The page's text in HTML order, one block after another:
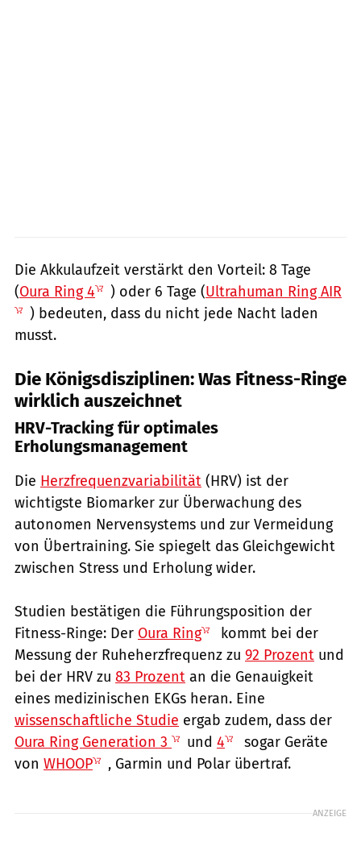
Die Akkulaufzeit verstärkt den Vorteil: 8 Tage
(Oura Ring 4 ) oder 6 Tage (Ultrahuman Ring AIR
) bedeuten, dass du nicht jede Nacht laden
musst.
Die Königsdisziplinen: Was Fitness-Ringe
wirklich auszeichnet
HRV-Tracking für optimales
Erholungsmanagement
Die Herzfrequenzvariabilität (HRV) ist der
wichtigste Biomarker zur Überwachung des
autonomen Nervensystems und zur Vermeidung
von Übertraining. Sie spiegelt das Gleichgewicht
zwischen Stress und Erholung wider.
Studien bestätigen die Führungsposition der
Fitness-Ringe: Der Oura Ring
kommt bei der
Messung der Ruheherzfrequenz zu 92 Prozent und
bei der HRV zu 83 Prozent an die Genauigkeit
eines medizinischen EKGs heran. Eine
wissenschaftliche Studie ergab zudem, dass der
Oura Ring Generation 3
und 4
sogar Geräte
von WHOOP , Garmin und Polar übertraf.
ANZEIGE